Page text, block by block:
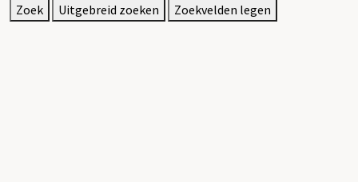
Zoek Uitgebreid zoeken Zoekvelden legen